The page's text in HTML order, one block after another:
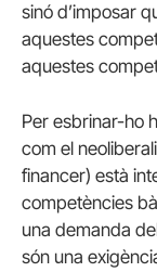
sinó d’imposar
aquestes
aquestes
Per esbrinar-ho
com el
financer) està
competències
una demanda
són una